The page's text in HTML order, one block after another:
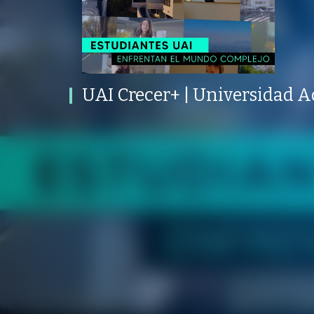
Ibáñez
PROGRAMA PUBLICADO
05 OCTUBRE 2023
REPRODUCCIONES
VISTAS
UAI Crecer+ | Universidad
PROGRAMA
CONVERSACIONES SOBRE LO NUESTRO
PUBLICADO